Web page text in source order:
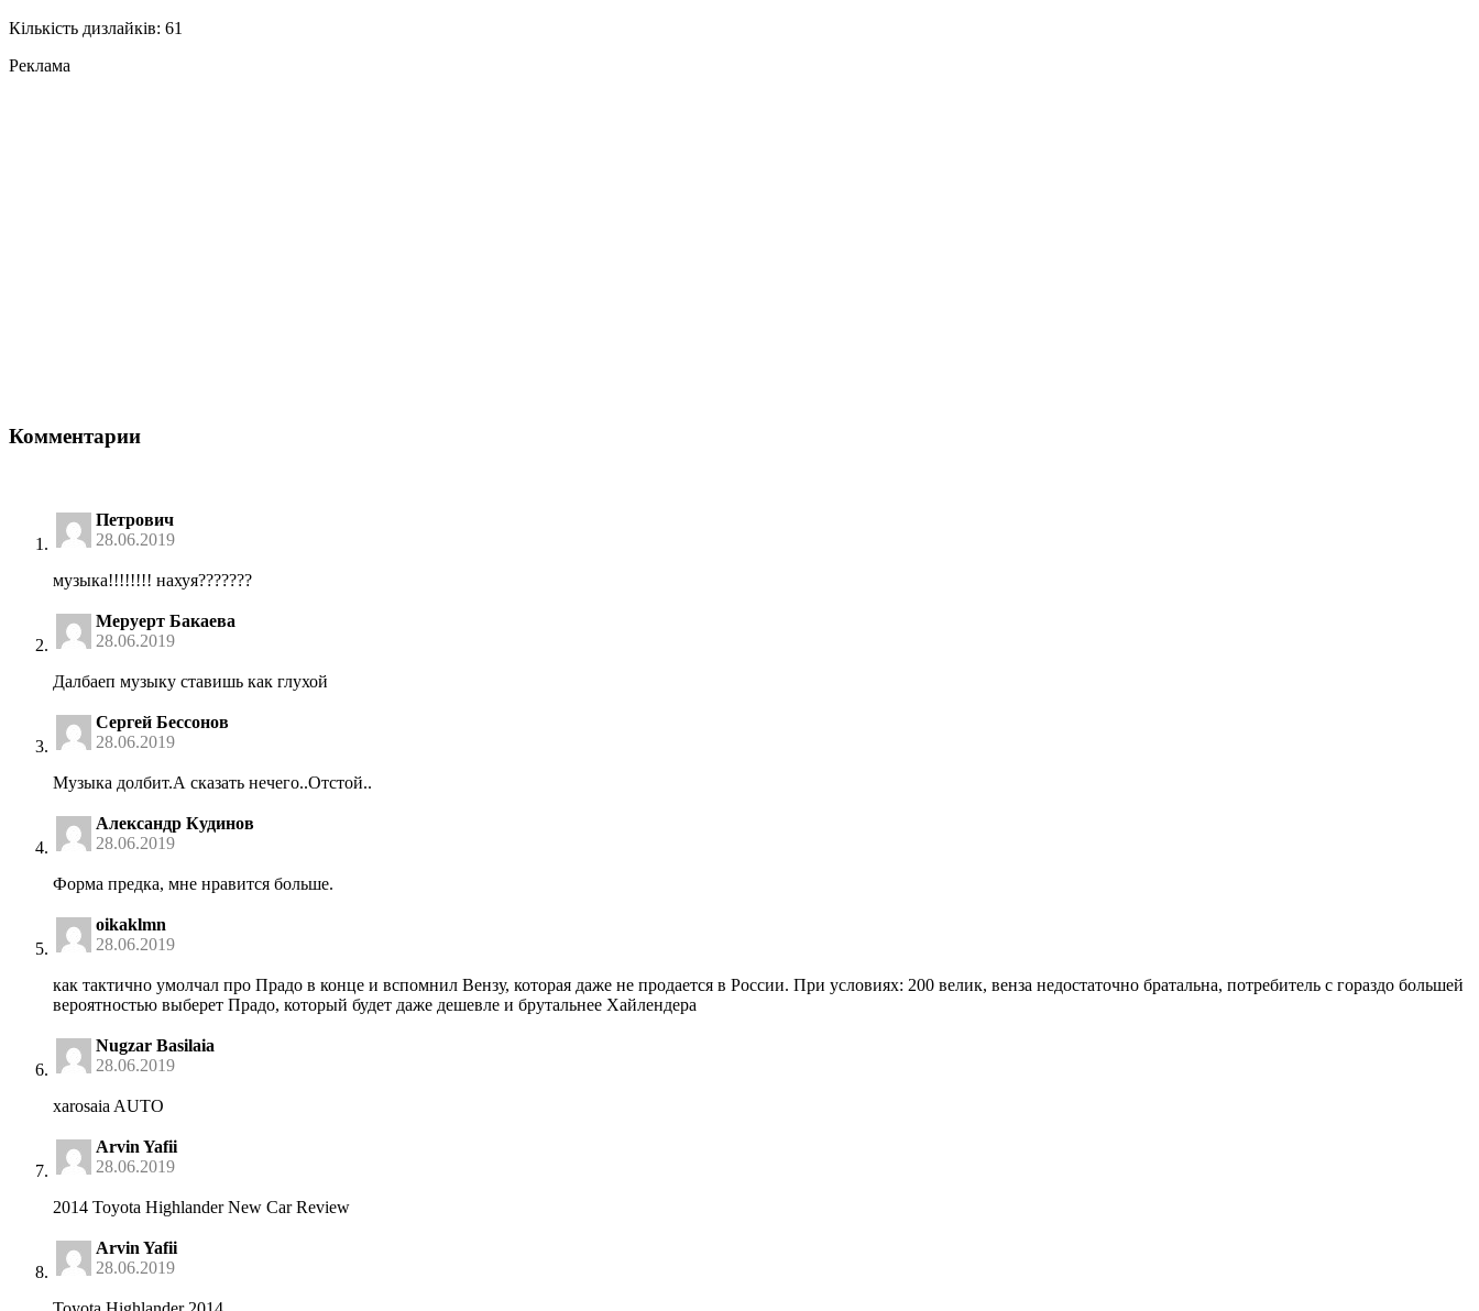
Кількість дизлайків: 61
Реклама
Комментарии
Петрович
28.06.2019
музыка!!!!!!!! нахуя???????
Меруерт Бакаева
28.06.2019
Далбаеп музыку ставишь как глухой
Сергей Бессонов
28.06.2019
Музыка долбит.А сказать нечего..Отстой..
Александр Кудинов
28.06.2019
Форма предка, мне нравится больше.
oikaklmn
28.06.2019
как тактично умолчал про Прадо в конце и вспомнил Вензу, которая даже не продается в России. При условиях: 200 велик, венза недостаточно братальна, потребитель с гораздо большей
вероятностью выберет Прадо, который будет даже дешевле и брутальнее Хайлендера
Nugzar Basilaia
28.06.2019
xarosaia AUTO
Arvin Yafii
28.06.2019
2014 Toyota Highlander New Car Review
Arvin Yafii
28.06.2019